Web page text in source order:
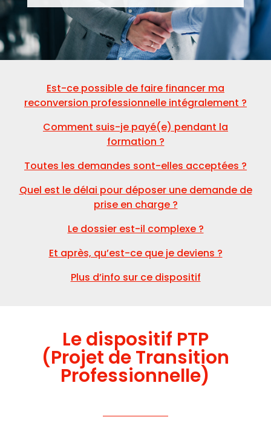
Est-ce possible de faire financer ma
reconversion professionnelle intégralement ?
Comment suis-je payé(e) pendant la
formation ?
Toutes les demandes sont-elles acceptées ?
Quel est le délai pour déposer une demande de
prise en charge ?
Le dossier est-il complexe ?
Et après, qu’est-ce que je deviens ?
Plus d’info sur ce dispositif
Le dispositif PTP
(Projet de Transition
Professionnelle)